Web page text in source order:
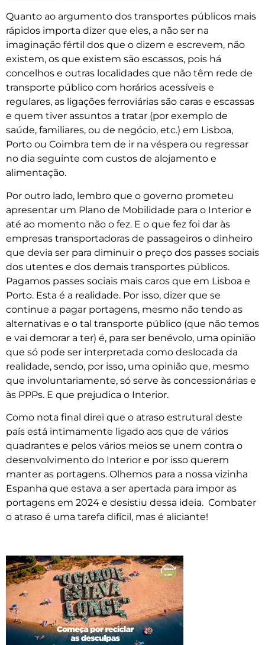
Quanto ao argumento dos transportes públicos mais
rápidos importa dizer que eles, a não ser na
imaginação fértil dos que o dizem e escrevem, não
existem, os que existem são escassos, pois há
concelhos e outras localidades que não têm rede de
transporte público com horários acessíveis e
regulares, as ligações ferroviárias são caras e escassas
e quem tiver assuntos a tratar (por exemplo de
saúde, familiares, ou de negócio, etc.) em Lisboa,
Porto ou Coimbra tem de ir na véspera ou regressar
no dia seguinte com custos de alojamento e
alimentação.
Por outro lado, lembro que o governo prometeu
apresentar um Plano de Mobilidade para o Interior e
até ao momento não o fez. E o que fez foi dar às
empresas transportadoras de passageiros o dinheiro
que devia ser para diminuir o preço dos passes sociais
dos utentes e dos demais transportes públicos.
Pagamos passes sociais mais caros que em Lisboa e
Porto. Esta é a realidade. Por isso, dizer que se
continue a pagar portagens, mesmo não tendo as
alternativas e o tal transporte público (que não temos
e vai demorar a ter) é, para ser benévolo, uma opinião
que só pode ser interpretada como deslocada da
realidade, sendo, por isso, uma opinião que, mesmo
que involuntariamente, só serve às concessionárias e
às PPPs. E que prejudica o Interior.
Como nota final direi que o atraso estrutural deste
país está intimamente ligado aos que de vários
quadrantes e pelos vários meios se unem contra o
desenvolvimento do Interior e por isso querem
manter as portagens. Olhemos para a nossa vizinha
Espanha que estava a ser apertada para impor as
portagens em 2024 e desistiu dessa ideia. Combater
o atraso é uma tarefa difícil, mas é aliciante!